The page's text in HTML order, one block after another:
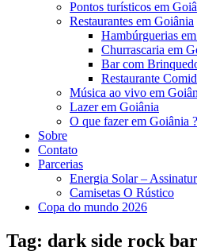
Pontos turísticos em
Restaurantes em Goiânia
Hambúrguerias
Churrascaria em
Bar com
Restaurante
Música ao vivo em
Lazer em Goiânia
O que fazer em Goiânia ?
Sobre
Contato
Parcerias
Energia Solar –
Camisetas O Rústico
Copa do mundo 2026
Tag: dark side rock bar